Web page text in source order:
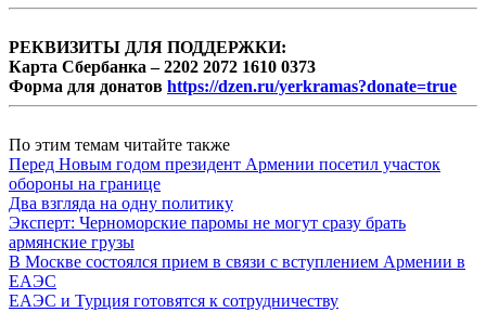
РЕКВИЗИТЫ ДЛЯ ПОДДЕРЖКИ:
Карта Сбербанка – 2202 2072 1610 0373
Форма для донатов https://dzen.ru/yerkramas?donate=true
По этим темам читайте также
Перед Новым годом президент Армении посетил участок
обороны на границе
Два взгляда на одну политику
Эксперт: Черноморские паромы не могут сразу брать
армянские грузы
В Москве состоялся прием в связи с вступлением Армении в
ЕАЭС
ЕАЭС и Турция готовятся к сотрудничеству